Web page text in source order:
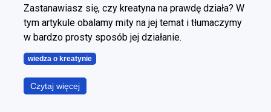
Zastanawiasz się, czy kreatyna na prawdę działa? W
tym artykule obalamy mity na jej temat i tłumaczymy
w bardzo prosty sposób jej działanie.
wiedza o kreatynie
Czytaj więcej